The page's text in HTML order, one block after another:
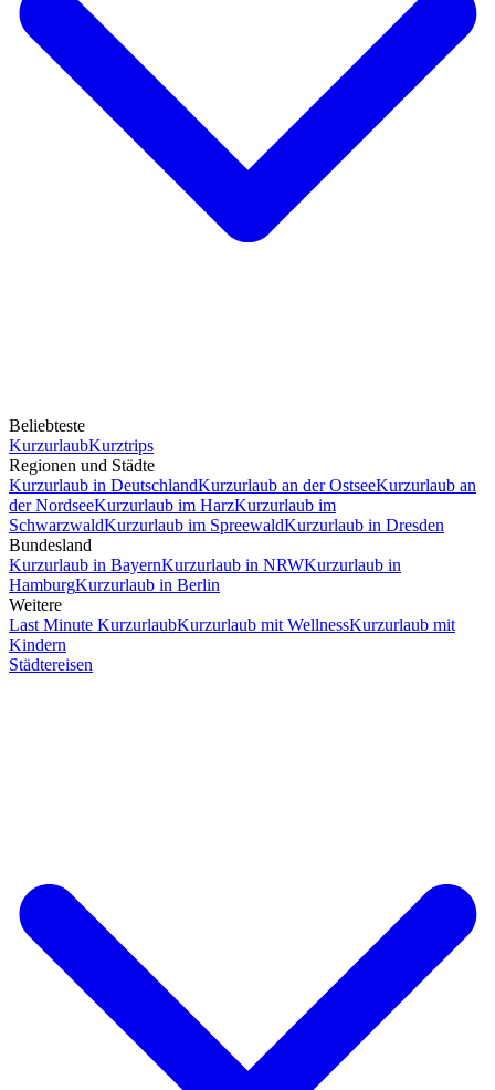
Beliebteste
KurzurlaubKurztrips
Regionen und Städte
Kurzurlaub in DeutschlandKurzurlaub an der OstseeKurzurlaub an
der NordseeKurzurlaub im HarzKurzurlaub im
SchwarzwaldKurzurlaub im SpreewaldKurzurlaub in Dresden
Bundesland
Kurzurlaub in BayernKurzurlaub in NRWKurzurlaub in
HamburgKurzurlaub in Berlin
Weitere
Last Minute KurzurlaubKurzurlaub mit WellnessKurzurlaub mit
Kindern
Städtereisen